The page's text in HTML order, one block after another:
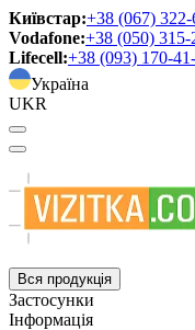
Київстар:+38 (067)
Vodafone:+38 (050) 315-
Lifecell:+38 (093) 170-
Україна
UKR
Вся продукція
Застосунки
Інформація